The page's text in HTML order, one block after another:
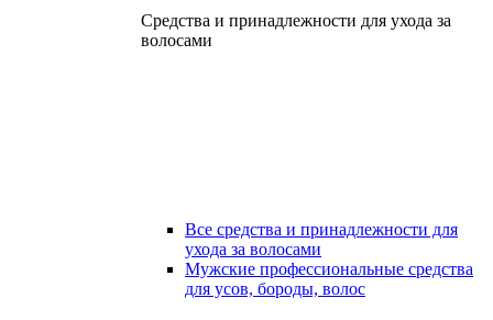
Средства и принадлежности для ухода за
волосами
Все средства и принадлежности для
ухода за волосами
Мужские профессиональные средства
для усов, бороды, волос